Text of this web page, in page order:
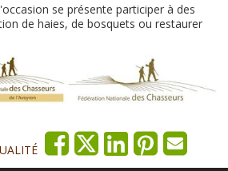
se présente participer à des
de haies, de bosquets ou restaurer